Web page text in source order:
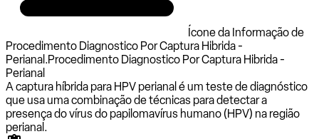
Ícone da Informação de
Procedimento Diagnostico Por Captura Hibrida -
Perianal.Procedimento Diagnostico Por Captura Hibrida -
Perianal
A captura híbrida para HPV perianal é um teste de diagnóstico
que usa uma combinação de técnicas para detectar a
presença do vírus do papilomavírus humano (HPV) na região
perianal.